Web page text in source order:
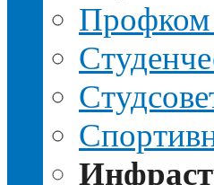
Профком